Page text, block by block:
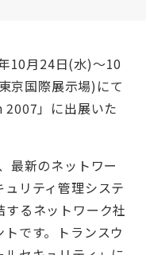
10月24日(水)〜10
京国際展示場)にて
」に出展いた
新のネットワー
リティ管理システ
るネットワーク社
です。トランスウ